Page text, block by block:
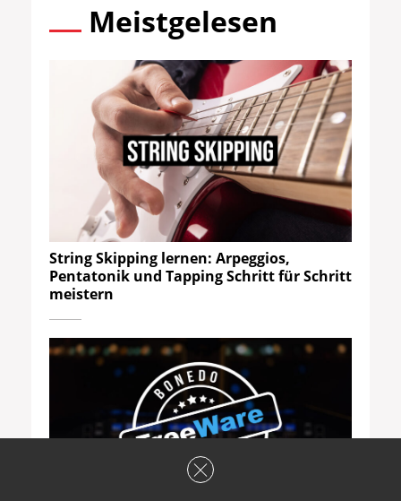
Meistgelesen
String Skipping lernen: Arpeggios,
Pentatonik und Tapping Schritt für Schritt
meistern